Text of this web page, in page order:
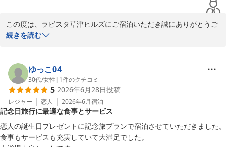
トータルではとてもよく、リピートは必ずしたくなるホテルでした！
この度は、ラビスタ草津ヒルズにご宿泊いただき誠にありがとうご
ざいます。
貸切風呂につきましても、予約不要の気軽さをお気に召していただ
けたとのこと、大変光栄です。
一方で、お部屋のテラスの清掃につきましては、ご期待に添えず申
し訳ございませんでした。
いただいたご意見を真摯に受け止め、より快適にお過ごしいただけ
るよう清掃・点検の強化に努めてまいります。
また草津にお越しの際は、ぜひ当館にお立ち寄り頂きゆったりとお
くつろぎいただきますと幸いでございます。
続きを読む
ゆっこ04
30代/女性 | 1件のクチコミ
5 2026年6月28日投稿
レジャー 恋人 2026年6月宿泊
記念日旅行に最適な食事とサービス
恋人の誕生日プレゼントに記念旅プランで宿泊させていただきました。
食事もサービスも充実していて大満足でした。